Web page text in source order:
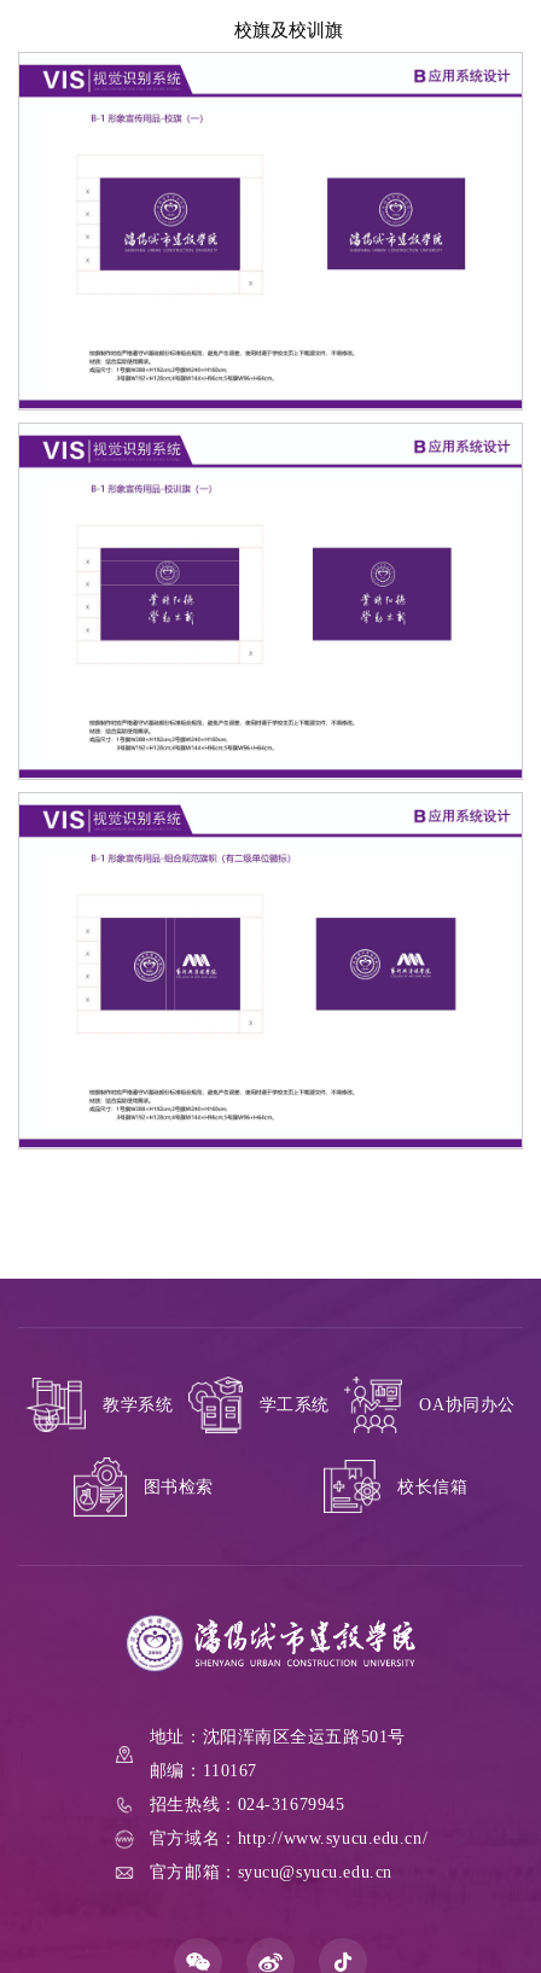
校旗及校训旗
教学系统 学工系统 OA协同办公
图书检索 校长信箱
地址：沈阳浑南区全运五路501号
邮编：110167
招生热线：024-31679945
官方域名：http://www.syucu.edu.cn/
官方邮箱：syucu@syucu.edu.cn